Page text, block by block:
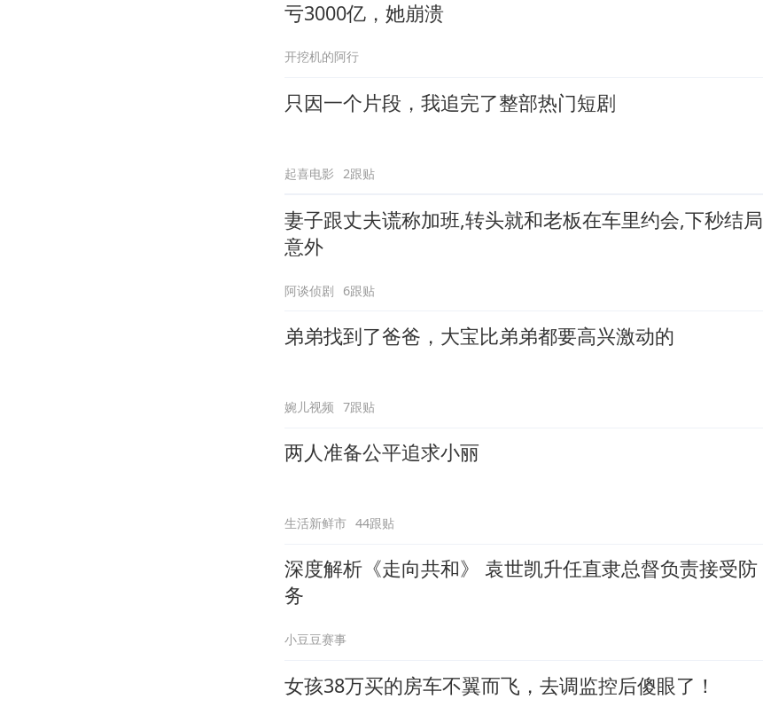
亏3000亿，她崩溃
开挖机的阿行
只因一个片段，我追完了整部热门短剧
起喜电影 2跟贴
妻子跟丈夫谎称加班,转头就和老板在车里约会,下秒结局
意外
阿谈侦剧 6跟贴
弟弟找到了爸爸，大宝比弟弟都要高兴激动的
婉儿视频 7跟贴
两人准备公平追求小丽
生活新鲜市 44跟贴
深度解析《走向共和》 袁世凯升任直隶总督负责接受防
务
小豆豆赛事
女孩38万买的房车不翼而飞，去调监控后傻眼了！